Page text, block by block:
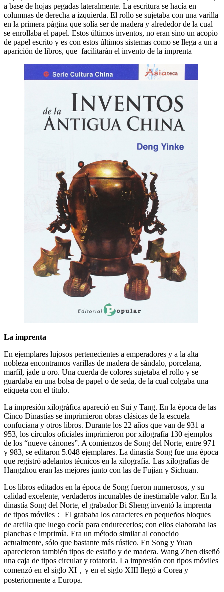
a base de hojas pegadas lateralmente. La escritura se hacía en
columnas de derecha a izquierda. El rollo se sujetaba con una varilla
en la primera página que solía ser de madera y alrededor de la cual
se enrollaba el papel. Estos últimos inventos, no eran sino un acopio
de papel escrito y es con estos últimos sistemas como se llega a un a
aparición de libros, que facilitarán el invento de la imprenta
La imprenta
En ejemplares lujosos pertenecientes a emperadores y a la alta
nobleza encontramos varillas de madera de sándalo, porcelana,
marfil, jade u oro. Una cuerda de colores sujetaba el rollo y se
guardaba en una bolsa de papel o de seda, de la cual colgaba una
etiqueta con el título.
La impresión xilográfica apareció en Sui y Tang. En la época de las
Cinco Dinastías se imprimieron obras clásicas de la escuela
confuciana y otros libros. Durante los 22 años que van de 931 a
953, los círculos oficiales imprimieron por xilografía 130 ejemplos
de los “nueve cánones”. A comienzos de Song del Norte, entre 971
y 983, se editaron 5.048 ejemplares. La dinastía Song fue una época
que registró adelantos técnicos en la xilografía. Las xilografías de
Hangzhou eran las mejores junto con las de Fujian y Sichuan.
Los libros editados en la época de Song fueron numerosos, y su
calidad excelente, verdaderos incunables de inestimable valor. En la
dinastía Song del Norte, el grabador Bi Sheng inventó la imprenta
de tipos móviles： El grababa los caracteres en pequeños bloques
de arcilla que luego cocía para endurecerlos; con ellos elaboraba las
planchas e imprimía. Era un método similar al conocido
actualmente, sólo que bastante más rústico. En Song y Yuan
aparecieron también tipos de estaño y de madera. Wang Zhen diseñó
una caja de tipos circular y rotatoria. La impresión con tipos móviles
comenzó en el siglo XI，y en el siglo XIII llegó a Corea y
posteriormente a Europa.